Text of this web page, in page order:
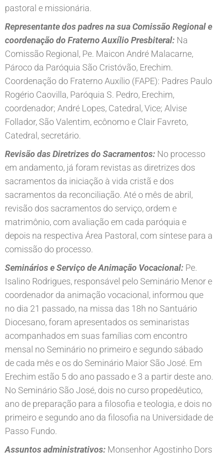
pastoral e missionária.
Representante dos padres na sua Comissão Regional e
coordenação do Fraterno Auxílio Presbiteral: Na
Comissão Regional, Pe. Maicon André Malacarne,
Pároco da Paróquia São Cristóvão, Erechim.
Coordenação do Fraterno Auxílio (FAPE): Padres Paulo
Rogério Caovilla, Paróquia S. Pedro, Erechim,
coordenador; André Lopes, Catedral, Vice; Alvise
Follador, São Valentim, ecônomo e Clair Favreto,
Catedral, secretário.
Revisão das Diretrizes do Sacramentos: No processo
em andamento, já foram revistas as diretrizes dos
sacramentos da iniciação à vida cristã e dos
sacramentos da reconciliação. Até o mês de abril,
revisão dos sacramentos do serviço, ordem e
matrimônio, com avaliação em cada paróquia e
depois na respectiva Área Pastoral, com síntese para a
comissão do processo.
Seminários e Serviço de Animação Vocacional: Pe.
Isalino Rodrigues, responsável pelo Seminário Menor e
coordenador da animação vocacional, informou que
no dia 21 passado, na missa das 18h no Santuário
Diocesano, foram apresentados os seminaristas
acompanhados em suas famílias com encontro
mensal no Seminário no primeiro e segundo sábado
de cada mês e os do Seminário Maior São José. Em
Erechim estão 5 do ano passado e 3 a partir deste ano.
No Seminário São José, dois no curso propedêutico,
ano de preparação para a filosofia e teologia, e dois no
primeiro e segundo ano da filosofia na Universidade de
Passo Fundo.
Assuntos administrativos: Monsenhor Agostinho Dors